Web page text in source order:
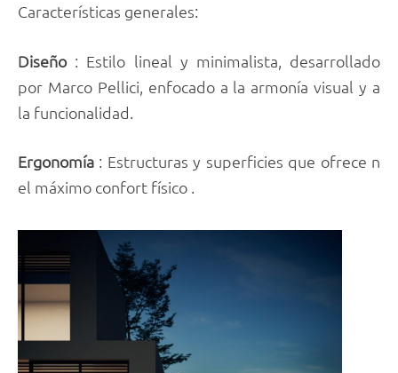
Características generales:
Diseño : Estilo lineal y minimalista, desarrollado
por Marco Pellici, enfocado a la armonía visual y a
la funcionalidad.
Ergonomía : Estructuras y superficies que ofrece n
el máximo confort físico .